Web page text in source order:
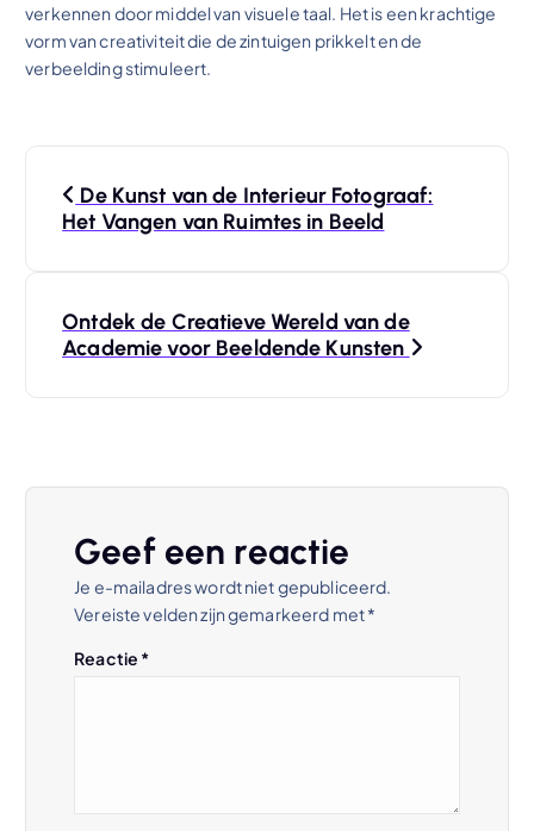
verkennen door middel van visuele taal. Het is een krachtige
vorm van creativiteit die de zintuigen prikkelt en de
verbeelding stimuleert.
De Kunst van de Interieur Fotograaf:
Het Vangen van Ruimtes in Beeld
Ontdek de Creatieve Wereld van de
Academie voor Beeldende Kunsten
Geef een reactie
Je e-mailadres wordt niet gepubliceerd.
Vereiste velden zijn gemarkeerd met*
Reactie *